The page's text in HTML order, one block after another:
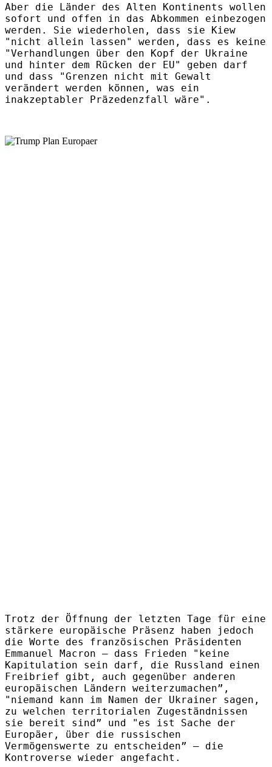
Aber die Länder des Alten Kontinents wollen
sofort und offen in das Abkommen einbezogen
werden. Sie wiederholen, dass sie Kiew
"nicht allein lassen" werden, dass es keine
"Verhandlungen über den Kopf der Ukraine
und hinter dem Rücken der EU" geben darf
und dass "Grenzen nicht mit Gewalt
verändert werden können, was ein
inakzeptabler Präzedenzfall wäre".
Trotz der Öffnung der letzten Tage für eine
stärkere europäische Präsenz haben jedoch
die Worte des französischen Präsidenten
Emmanuel Macron – dass Frieden "keine
Kapitulation sein darf, die Russland einen
Freibrief gibt, auch gegenüber anderen
europäischen Ländern weiterzumachen”,
"niemand kann im Namen der Ukrainer sagen,
zu welchen territorialen Zugeständnissen
sie bereit sind” und "es ist Sache der
Europäer, über die russischen
Vermögenswerte zu entscheiden” – die
Kontroverse wieder angefacht.